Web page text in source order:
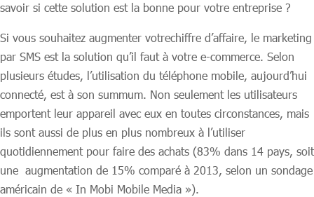
savoir si cette solution est la bonne pour votre entreprise ?
Si vous souhaitez augmenter votrechiffre d’affaire, le marketing
par SMS est la solution qu’il faut à votre e-commerce. Selon
plusieurs études, l’utilisation du téléphone mobile, aujourd’hui
connecté, est à son summum. Non seulement les utilisateurs
emportent leur appareil avec eux en toutes circonstances, mais
ils sont aussi de plus en plus nombreux à l’utiliser
quotidiennement pour faire des achats (83% dans 14 pays, soit
une augmentation de 15% comparé à 2013, selon un sondage
américain de « In Mobi Mobile Media »).